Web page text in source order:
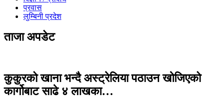
प्रवास
लुम्बिनी प्रदेश
ताजा अपडेट
कुकुरको खाना भन्दै अस्ट्रेलिया पठाउन खोजिएको
कार्गोबाट साढे ४ लाखका…